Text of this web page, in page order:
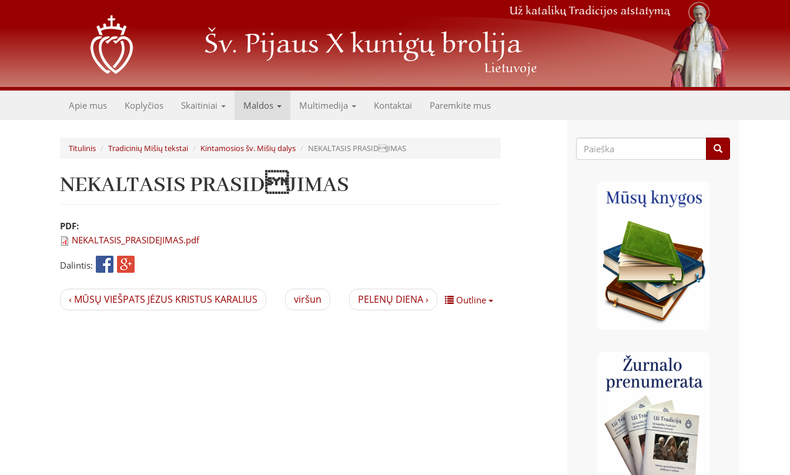
Apie mus Koplyčios Skaitiniai Maldos Multimedija Kontaktai Paremkite mus
Titulinis Tradicinių Mišių tekstai Kintamosios šv. Mišių dalys NEKALTASIS PRASIDJIMAS
NEKALTASIS PRASIDJIMAS
PDF:
NEKALTASIS_PRASIDEJIMAS.pdf
Dalintis:
Outline
‹ MŪSŲ VIEŠPATS JĖZUS KRISTUS KARALIUS viršun PELENŲ DIENA ›
Paieškos